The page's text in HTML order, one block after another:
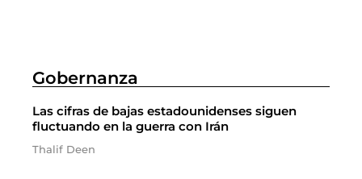
Gobernanza
Las cifras de bajas estadounidenses siguen
fluctuando en la guerra con Irán
Thalif Deen